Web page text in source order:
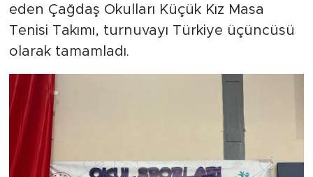
eden Çağdaş Okulları Küçük Kız Masa
Tenisi Takımı, turnuvayı Türkiye üçüncüsü
olarak tamamladı.